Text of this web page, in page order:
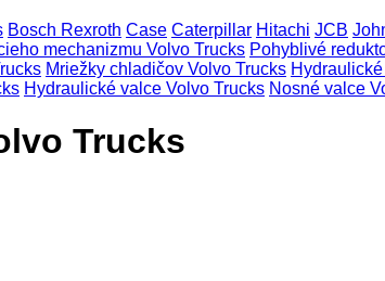
Bosch Rexroth Case Caterpillar Hitachi JCB
mechanizmu Volvo Trucks Pohyblivé
Mriežky chladičov Volvo Trucks
Hydraulické valce Volvo Trucks Nosné valce
Trucks